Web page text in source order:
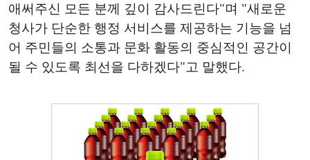
애써주신 모든 분께 깊이 감사드린다"며 "새로운
청사가 단순한 행정 서비스를 제공하는 기능을 넘
어 주민들의 소통과 문화 활동의 중심적인 공간이
될 수 있도록 최선을 다하겠다"고 말했다.